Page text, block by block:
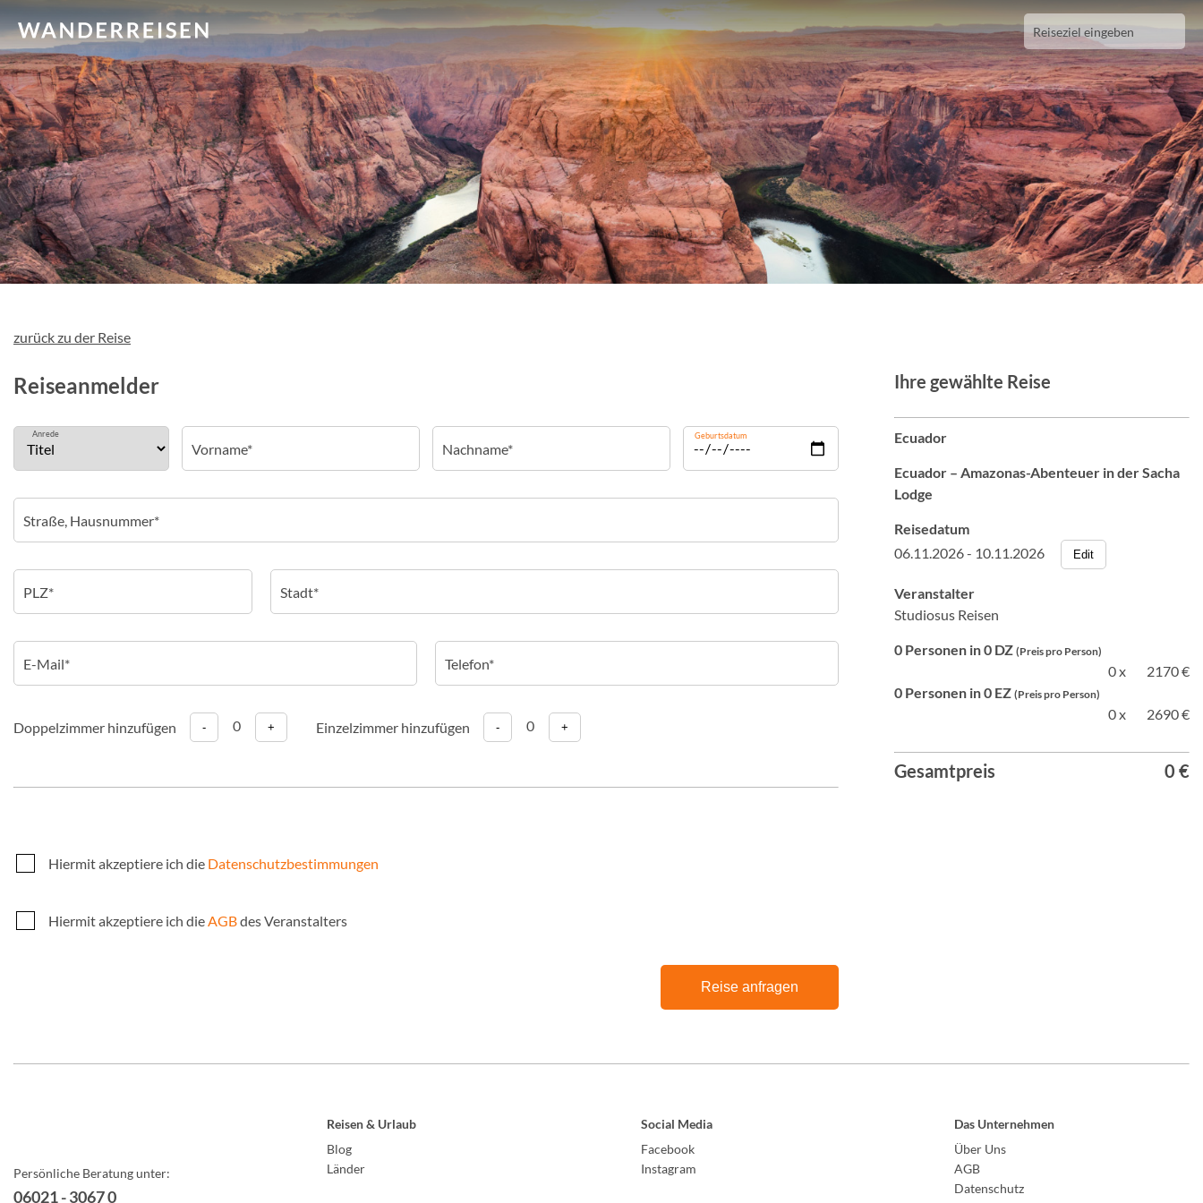
zurück zu der Reise
Reiseanmelder
Anrede Geburtsdatum
Doppelzimmer hinzufügen - 0 + Einzelzimmer hinzufügen - 0 +
Ihre gewählte Reise
Ecuador
Ecuador – Amazonas-Abenteuer in der Sacha
Lodge
Reisedatum
06.11.2026 - 10.11.2026
Edit
Veranstalter
Studiosus Reisen
0 Personen in 0 DZ (Preis pro Person)
0 x
2170 €
0 Personen in 0 EZ (Preis pro Person)
0 x 2690 €
Gesamtpreis 0 €
Hiermit akzeptiere ich die Datenschutzbestimmungen
Hiermit akzeptiere ich dieAGBdes Veranstalters
Reise anfragen
Persönliche Beratung unter:
06021 - 3067 0
Reisen & Urlaub
Blog
Länder
Social Media
Facebook
Instagram
Das Unternehmen
Über Uns
AGB
Datenschutz